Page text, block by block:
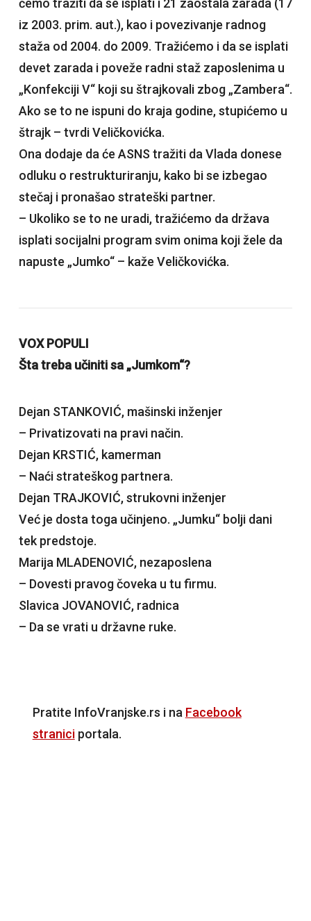
ćemo tražiti da se isplati i 21 zaostala zarada (17
iz 2003. prim. aut.), kao i povezivanje radnog
staža od 2004. do 2009. Tražićemo i da se isplati
devet zarada i poveže radni staž zaposlenima u
„Konfekciji V“ koji su štrajkovali zbog „Zambera“.
Ako se to ne ispuni do kraja godine, stupićemo u
štrajk – tvrdi Veličkovićka.
Ona dodaje da će ASNS tražiti da Vlada donese
odluku o restrukturiranju, kako bi se izbegao
stečaj i pronašao strateški partner.
– Ukoliko se to ne uradi, tražićemo da država
isplati socijalni program svim onima koji žele da
napuste „Jumko“ – kaže Veličkovićka.
VOX POPULI
Šta treba učiniti sa „Jumkom“?
Dejan STANKOVIĆ, mašinski inženjer
– Privatizovati na pravi način.
Dejan KRSTIĆ, kamerman
– Naći strateškog partnera.
Dejan TRAJKOVIĆ, strukovni inženjer
Već je dosta toga učinjeno. „Jumku“ bolji dani
tek predstoje.
Marija MLADENOVIĆ, nezaposlena
– Dovesti pravog čoveka u tu firmu.
Slavica JOVANOVIĆ, radnica
– Da se vrati u državne ruke.
Pratite InfoVranjske.rs i na Facebook
straniciportala.